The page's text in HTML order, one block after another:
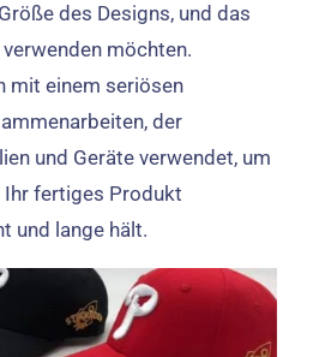
des Designs, und das
möchten.
mit einem seriösen
der
und Geräte verwendet, um
fertiges Produkt
und lange hält.